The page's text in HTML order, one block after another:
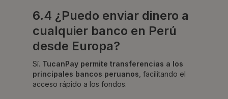
6.4 ¿Puedo enviar dinero a
cualquier banco en Perú
desde Europa?
Sí. TucanPay permite transferencias a los
principales bancos peruanos , facilitando el
acceso rápido a los fondos.